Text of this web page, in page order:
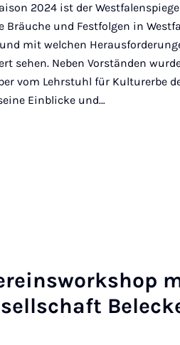
2024 ist der
Bräuche und Festfolgen in
mit welchen
sehen. Neben Vorständen
vom Lehrstuhl für Kulturerbe
Einblicke und…